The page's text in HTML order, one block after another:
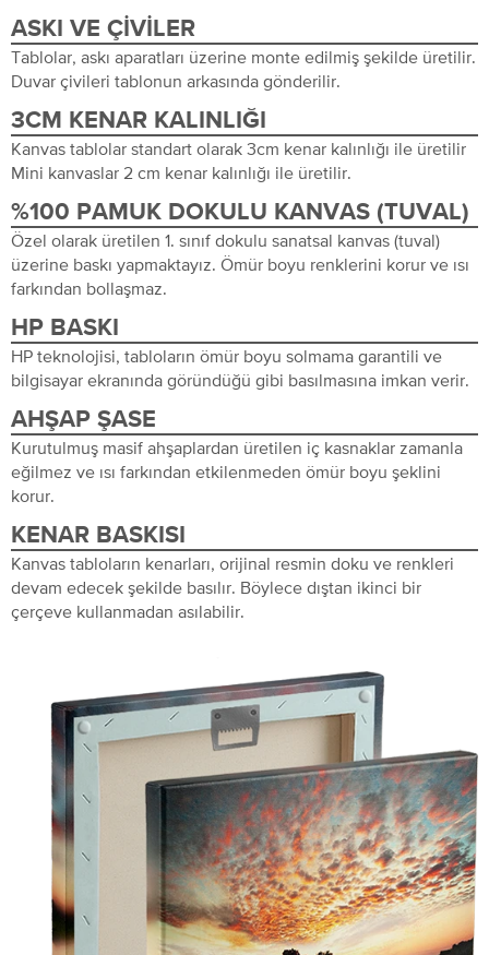
ASKI VE ÇIVILER
Tablolar, askı aparatları üzerine monte edilmiş şekilde üretilir.
Duvar çivileri tablonun arkasında gönderilir.
3CM KENAR KALINLIĞI
Kanvas tablolar standart olarak 3cm kenar kalınlığı ile üretilir
Mini kanvaslar 2 cm kenar kalınlığı ile üretilir.
%100 PAMUK DOKULU KANVAS (TUVAL)
Özel olarak üretilen 1. sınıf dokulu sanatsal kanvas (tuval)
üzerine baskı yapmaktayız. Ömür boyu renklerini korur ve ısı
farkından bollaşmaz.
HP BASKI
HP teknolojisi, tabloların ömür boyu solmama garantili ve
bilgisayar ekranında göründüğü gibi basılmasına imkan verir.
AHŞAP ŞASE
Kurutulmuş masif ahşaplardan üretilen iç kasnaklar zamanla
eğilmez ve ısı farkından etkilenmeden ömür boyu şeklini
korur.
KENAR BASKISI
Kanvas tabloların kenarları, orijinal resmin doku ve renkleri
devam edecek şekilde basılır. Böylece dıştan ikinci bir
çerçeve kullanmadan asılabilir.